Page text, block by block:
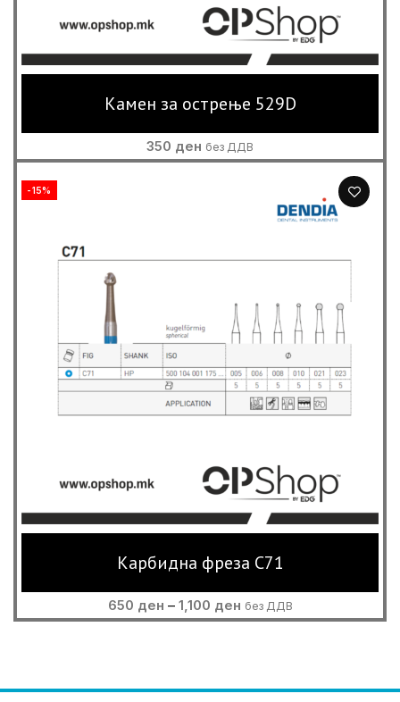
Камен за острење 529D
350 ден без ДДВ
-15%
Карбидна фреза C71
650 ден – 1,100 денPrice
range:
без ДДВ